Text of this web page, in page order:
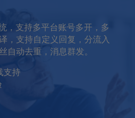
，支持多平台账号多开，多
，支持自定义回复，分流入
自动去重，消息群发。
支持